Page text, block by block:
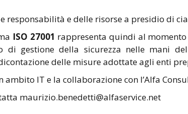
responsabilità e delle risorse a presidio di
ISO 27001 rappresenta quindi al
di gestione della sicurezza nelle mani
delle misure adottate agli enti
ambito IT e la collaborazione con l’Alfa
maurizio.benedetti@alfaservice.net